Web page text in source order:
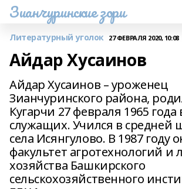
Зианчуринские зори
Литературный уголок 27 ФЕВРАЛЯ 2020, 10:08
Айдар Хусаинов
Айдар Хусаинов – уроженец
Зианчуринского района,
Кугарчи 27 февраля 1965 года
служащих. Учился в средней
села Исянгулово. В 1987 году
факультет агротехнологий и
хозяйства Башкирского
сельскохозяйственного